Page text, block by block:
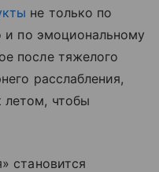
не только по
и по эмоциональному
после тяжелого
расслабления,
чтобы
становится